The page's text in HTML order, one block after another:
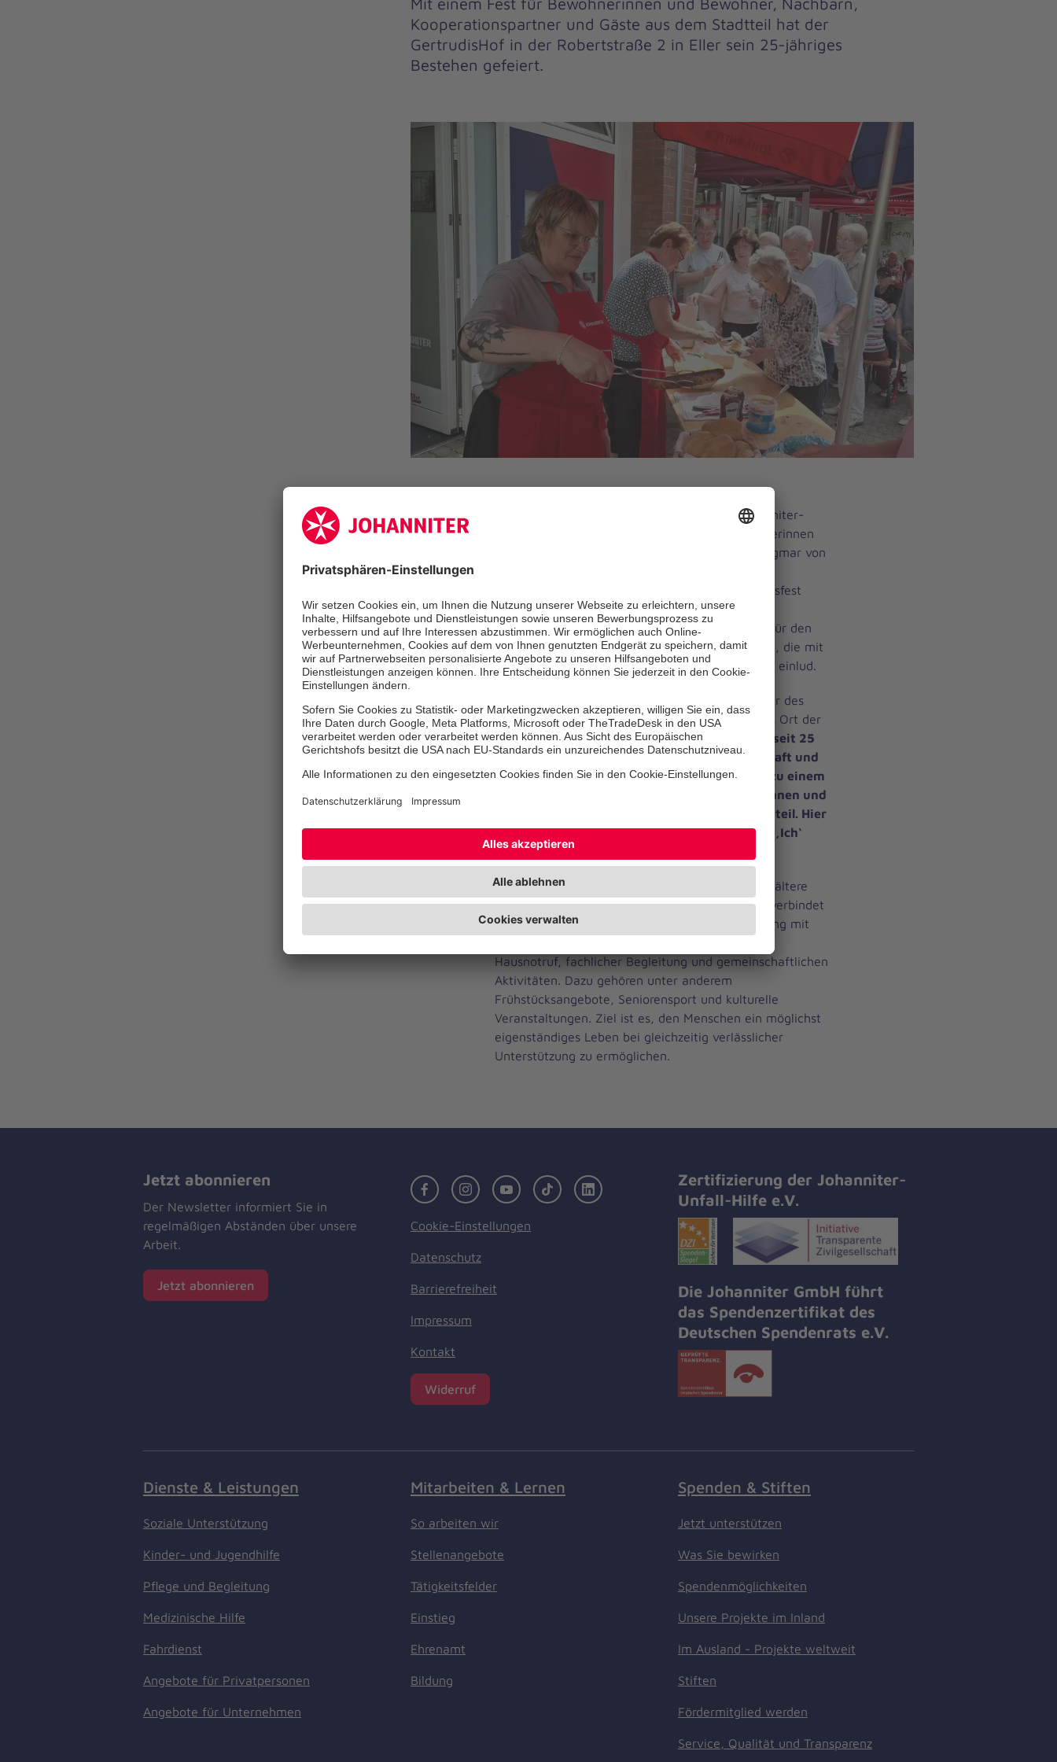
Kooperationspartner und Gäste aus dem Stadtteil hat der
GertrudisHof in der Robertstraße 2 in Eller sein 25-jähriges
Bestehen gefeiert.
Rund 100 Gäste kamen zum Jubiläum der Johanniter-
Begegnungsstätte, darunter neben den Bewohnerinnen
und Bewohnern auch Bezirksbürgermeisterin Dagmar von
ehrenamtliche Unterstützerinnen. Beim Jubiläumsfest
sorgten Leckeres vom Grill, Kaffee, Kuchen und
Kaltgetränke für eine angenehme Atmosphäre. Für den
musikalischen Rahmen sorgte Sängerin Elli Pirelli, die mit
bekannten Liedern zum Mitsingen und Schunkeln einlud.
In seiner Ansprache betonte Frank Knobbe, Leiter des
GertrudisHofs, die Bedeutung der Einrichtung als Ort der
gelebten Nachbarschaft:„Der GertrudisHof ist seit 25
Jahren ein Ort der Begegnung, der Gemeinschaft und
der Menschlichkeit. Für viele Menschen ist er zu einem
Zuhause geworden – weit über die Bewohnerinnen und
Bewohner hinaus auch für viele aus dem Stadtteil. Hier
werden Nachbarn zu Freunden und aus einem ,Ich‘
wird oft ein ,Wir‘“.
Der GertrudisHof bietet Wohnen mit Service für ältere
und pflegebedürftige Menschen. Die Wohnform verbindet
ein selbstständiges Leben in der eigenen Wohnung mit
Hausnotruf, fachlicher Begleitung und gemeinschaftlichen
Aktivitäten. Dazu gehören unter anderem
Frühstücksangebote, Seniorensport und kulturelle
Veranstaltungen. Ziel ist es, den Menschen ein möglichst
eigenständiges Leben bei gleichzeitig verlässlicher
Unterstützung zu ermöglichen.
Jetzt abonnieren
Der Newsletter informiert Sie in
regelmäßigen Abständen über unsere
Arbeit.
Jetzt abonnieren
FacebookInstagramYoutubeTikTok LinkedIn
Cookie-Einstellungen
Datenschutz
Barrierefreiheit
Impressum
Kontakt
Widerruf
Zertifizierung der Johanniter-
Unfall-Hilfe e.V.
Die Johanniter GmbH führt
das Spendenzertifikat des
Deutschen Spendenrats e.V.
Dienste & Leistungen
Soziale Unterstützung
Kinder- und Jugendhilfe
Pflege und Begleitung
Medizinische Hilfe
Fahrdienst
Angebote für Privatpersonen
Angebote für Unternehmen
Mitarbeiten & Lernen
So arbeiten wir
Stellenangebote
Tätigkeitsfelder
Einstieg
Ehrenamt
Bildung
Spenden & Stiften
Jetzt unterstützen
Was Sie bewirken
Spendenmöglichkeiten
Unsere Projekte im Inland
Im Ausland - Projekte weltweit
Stiften
Fördermitglied werden
Service, Qualität und Transparenz